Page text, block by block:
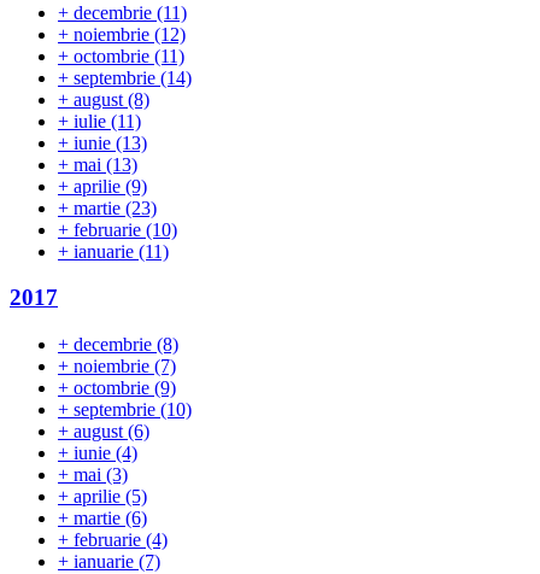
+ decembrie (11)
+ noiembrie (12)
+ octombrie (11)
+ septembrie (14)
+ august (8)
+ iulie (11)
+ iunie (13)
+ mai (13)
+ aprilie (9)
+ martie (23)
+ februarie (10)
+ ianuarie (11)
2017
+ decembrie (8)
+ noiembrie (7)
+ octombrie (9)
+ septembrie (10)
+ august (6)
+ iunie (4)
+ mai (3)
+ aprilie (5)
+ martie (6)
+ februarie (4)
+ ianuarie (7)